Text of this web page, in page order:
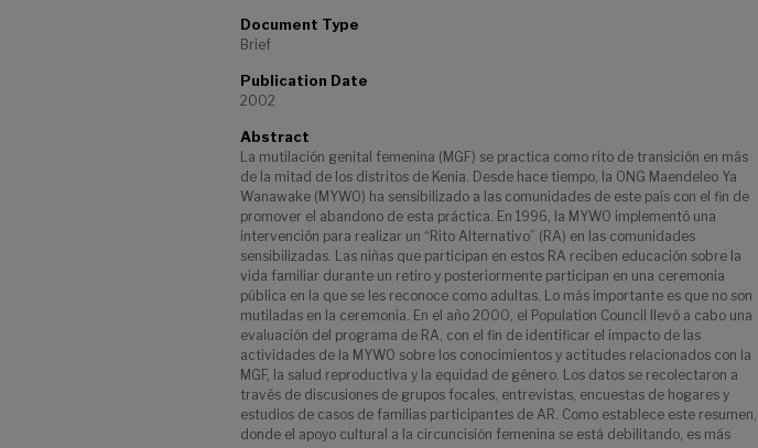
Document Type
Brief
Publication Date
2002
Abstract
La mutilación genital femenina (MGF) se practica como rito de transición en más
de la mitad de los distritos de Kenia. Desde hace tiempo, la ONG Maendeleo Ya
Wanawake (MYWO) ha sensibilizado a las comunidades de este país con el fin de
promover el abandono de esta práctica. En 1996, la MYWO implementó una
intervención para realizar un “Rito Alternativo” (RA) en las comunidades
sensibilizadas. Las niñas que participan en estos RA reciben educación sobre la
vida familiar durante un retiro y posteriormente participan en una ceremonia
pública en la que se les reconoce como adultas. Lo más importante es que no son
mutiladas en la ceremonia. En el año 2000, el Population Council llevó a cabo una
evaluación del programa de RA, con el fin de identificar el impacto de las
actividades de la MYWO sobre los conocimientos y actitudes relacionados con la
MGF, la salud reproductiva y la equidad de género. Los datos se recolectaron a
través de discusiones de grupos focales, entrevistas, encuestas de hogares y
estudios de casos de familias participantes de AR. Como establece este resumen,
donde el apoyo cultural a la circuncisión femenina se está debilitando, es más